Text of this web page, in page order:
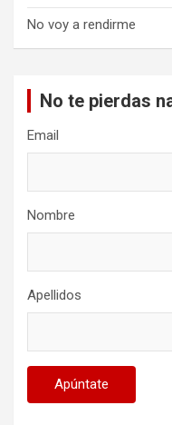
No voy a rendirme
No te pierdas
Email
Nombre
Apellidos